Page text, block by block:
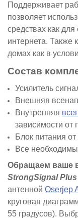
Поддерживает
позволяет
средствах как
интернета. Также
домах как в
Состав
Усилитель
Внешняя
Внутренняя
зависимости от
Блок питания
Все
Обращаем ваше
StrongSignal Plus
антенной Oserjep
круговая
55 градусов).